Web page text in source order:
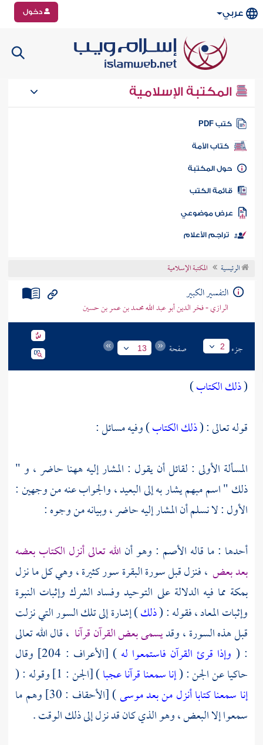
عربي دخول
المكتبة الإسلامية
كتب PDF
كتاب الأمة
المكتبة
الكتب
موضوعي
تراجم الأعلام
الرئيسية المكتبة الإسلامية
التفسير الكبير
الرازي - فخر الدين أبو عبد الله محمد بن عمر بن حسين
جزء 2 صفحة 13
(ذلك الكتاب)
قوله تعالى : (ذلك الكتاب) وفيه مسائل :
المسألة الأولى : لقائل أن يقول : المشار إليه ههنا حاضر ، و "
ذلك " اسم مبهم يشار به إلى البعيد ، والجواب عنه من وجهين :
الأول : لا نسلم أن المشار إليه حاضر ، وبيانه من وجوه :
أحدها : ما قاله الأصم : وهو أن الله تعالى أنزل الكتاب بعضه
بعد بعض ، فنزل قبل سورة البقرة سور كثيرة ، وهي كل ما نزل
بمكة مما فيه الدلالة على التوحيد وفساد الشرك وإثبات النبوة
وإثبات المعاد ، فقوله : (ذلك) إشارة إلى تلك السور التي نزلت
قبل هذه السورة ، وقديسمى بعض القرآن قرآنا ، قال الله تعالى
: ( وإذا قرئ القرآن فاستمعوا له
) [الأعراف : 204] وقال
حاكيا عن الجن : (إنا سمعنا قرآنا عجبا) [الجن : 1] وقوله : (
إنا سمعنا كتابا أنزل من بعد موسى
) [الأحقاف : 30] وهم ما
سمعوا إلا البعض ، وهو الذي كان قد نزل إلى ذلك الوقت .